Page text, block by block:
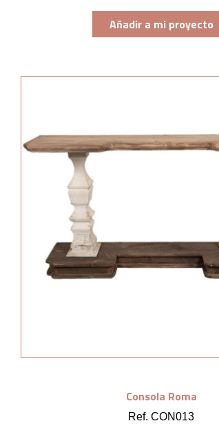
Añadir a mi proyecto
Consola Roma
Ref. CON013